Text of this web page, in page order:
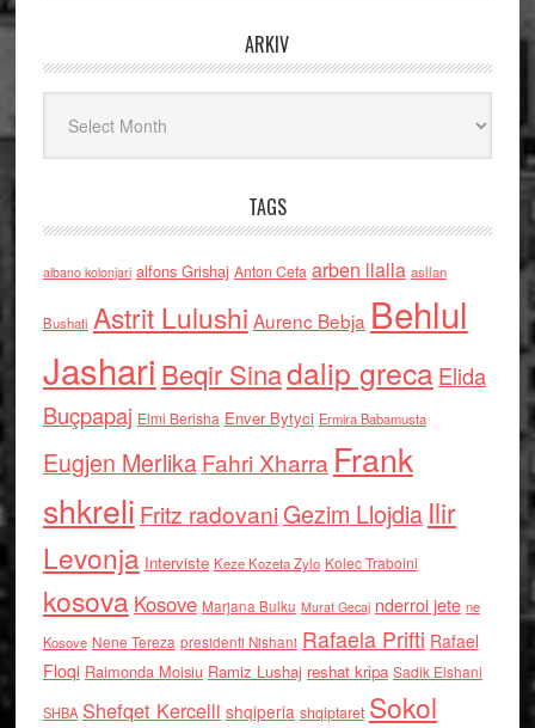
ARKIV
TAGS
albano kolonjari alfons Grishaj Anton Cefa arben llalla asllan
Bushati Astrit Lulushi Aurenc Bebja Behlul
Jashari Beqir Sinadalip grecaElida
Buçpapaj Elmi Berisha Enver Bytyci Ermira Babamusta
Eugjen MerlikaFahri Xharra Frank
shkreli Fritz radovaniGezim Llojdia Ilir
Levonja Interviste Keze Kozeta Zylo Kolec Traboini
kosova Kosove Marjana Bulku Murat Gecaj nderroi jete ne
Kosove Nene Tereza presidenti Nishani Rafaela Prifti Rafael
Floqi Raimonda Moisiu Ramiz Lushaj reshat kripa Sadik Elshani
SHBA Shefqet Kercelli shqiperia shqiptaret Sokol